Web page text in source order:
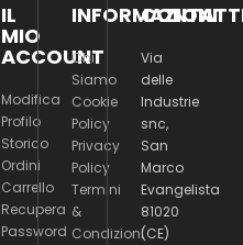
IL
MIO
ACCOUNT
Modifica
Profilo
Storico
Ordini
Carrello
Recupera
Password
INFORMAZIONI
Chi
Siamo
Cookie
Policy
Privacy
Policy
Termini
&
Condizioni
Via
delle
Industrie
snc,
San
Marco
Evangelista
81020
(CE)